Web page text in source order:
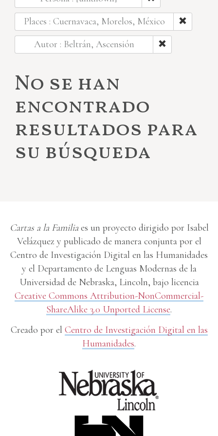
Places : Cuernavaca, Morelos, México
Autor : Beltrán, Ascensión
No se han
encontrado
resultados para
su búsqueda
Cartas a la Familiaes un proyecto dirigido por Isabel
Velázquez y publicado de manera conjunta por el
Centro de Investigación Digital en las Humanidades
y el Departamento de Lenguas Modernas de la
Universidad de Nebraska, Lincoln, bajo licencia
Creative Commons Attribution-NonCommercial-
ShareAlike 3.0 Unported License.
Creado por el Centro de Investigación Digital en las
Humanidades.